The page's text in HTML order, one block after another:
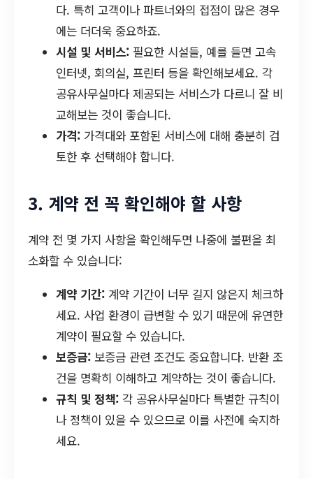
다. 특히 고객이나 파트너와의 접점이 많은 경우
에는 더더욱 중요하죠.
시설 및 서비스: 필요한 시설들, 예를 들면 고속
인터넷, 회의실, 프린터 등을 확인해보세요. 각
공유사무실마다 제공되는 서비스가 다르니 잘 비
교해보는 것이 좋습니다.
가격: 가격대와 포함된 서비스에 대해 충분히 검
토한 후 선택해야 합니다.
3. 계약 전 꼭 확인해야 할 사항
계약 전 몇 가지 사항을 확인해두면 나중에 불편을 최
소화할 수 있습니다:
계약 기간: 계약 기간이 너무 길지 않은지 체크하
세요. 사업 환경이 급변할 수 있기 때문에 유연한
계약이 필요할 수 있습니다.
보증금: 보증금 관련 조건도 중요합니다. 반환 조
건을 명확히 이해하고 계약하는 것이 좋습니다.
규칙 및 정책: 각 공유사무실마다 특별한 규칙이
나 정책이 있을 수 있으므로 이를 사전에 숙지하
세요.